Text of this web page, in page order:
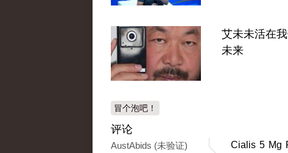
艾未未活在
未来
冒个泡吧！
评论
AustAbids (未验证) Cialis 5 Mg